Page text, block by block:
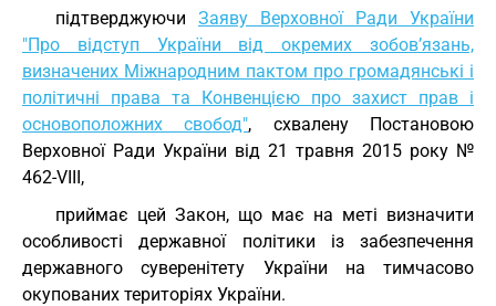
підтверджуючи Заяву Верховної Ради України
"Про відступ України від окремих зобов’язань,
визначених Міжнародним пактом про громадянські і
політичні права та Конвенцією про захист прав і
основоположних свобод", схвалену Постановою
Верховної Ради України від 21 травня 2015 року №
462-VIII,
приймає цей Закон, що має на меті визначити
особливості державної політики із забезпечення
державного суверенітету України на тимчасово
окупованих територіях України.